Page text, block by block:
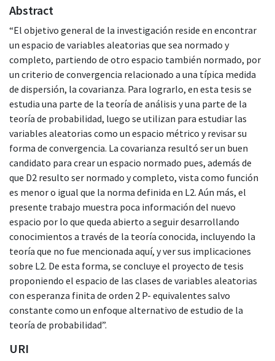
Abstract
“El objetivo general de la investigación reside en encontrar
un espacio de variables aleatorias que sea normado y
completo, partiendo de otro espacio también normado, por
un criterio de convergencia relacionado a una típica medida
de dispersión, la covarianza. Para lograrlo, en esta tesis se
estudia una parte de la teoría de análisis y una parte de la
teoría de probabilidad, luego se utilizan para estudiar las
variables aleatorias como un espacio métrico y revisar su
forma de convergencia. La covarianza resultó ser un buen
candidato para crear un espacio normado pues, además de
que D2 resulto ser normado y completo, vista como función
es menor o igual que la norma definida en L2. Aún más, el
presente trabajo muestra poca información del nuevo
espacio por lo que queda abierto a seguir desarrollando
conocimientos a través de la teoría conocida, incluyendo la
teoría que no fue mencionada aquí, y ver sus implicaciones
sobre L2. De esta forma, se concluye el proyecto de tesis
proponiendo el espacio de las clases de variables aleatorias
con esperanza finita de orden 2 P- equivalentes salvo
constante como un enfoque alternativo de estudio de la
teoría de probabilidad”.
URI